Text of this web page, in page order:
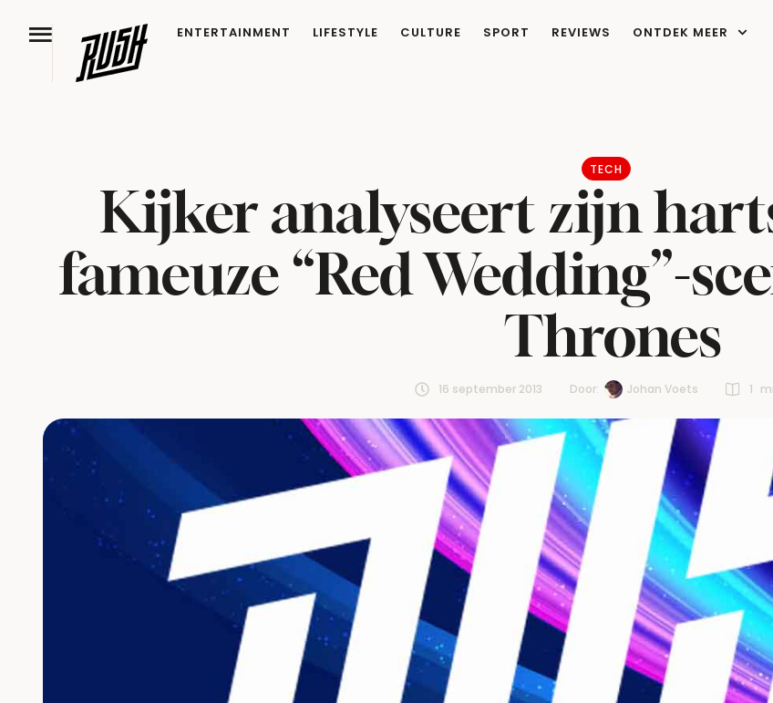
ENTERTAINMENT LIFESTYLE CULTURE SPORT REVIEWS ONTDEK MEER
TECH
Kijker analyseert zijn
fameuze “Red Wedding”-
Thrones
16 september 2013 Door: Johan Voets 1